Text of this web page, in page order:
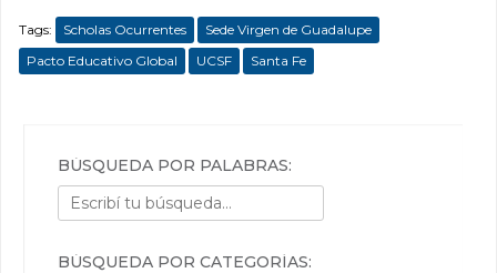
Tags: Scholas Ocurrentes
Sede Virgen de Guadalupe
Pacto Educativo Global
UCSF Santa Fe
BÚSQUEDA POR PALABRAS:
BÚSQUEDA POR CATEGORÍAS: